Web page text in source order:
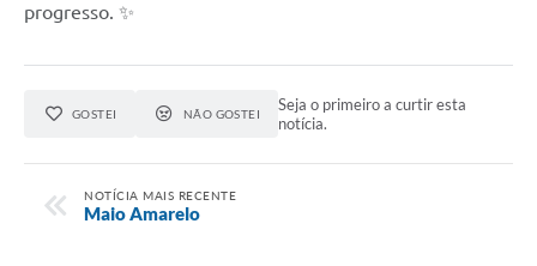
progresso. ✨
GOSTEI NÃO GOSTEI
Seja o primeiro a curtir esta
notícia.
NOTÍCIA MAIS RECENTE
Maio Amarelo